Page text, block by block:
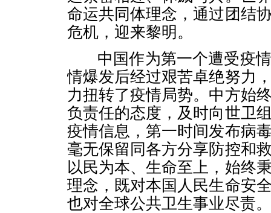
命运共同体理念，通过团结
危机，迎来黎明。
中国作为第一个遭受疫情
情爆发后经过艰苦卓绝努力
力扭转了疫情局势。中方始
负责任的态度，及时向世卫
疫情信息，第一时间发布病
毫无保留同各方分享防控和
以民为本、生命至上，始终
理念，既对本国人民生命安
也对全球公共卫生事业尽责。